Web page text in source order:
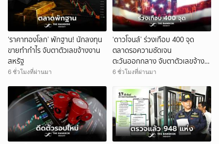
‘ราคาทองโลก’ พักฐาน! นักลงทุน
ขายทำกำไร จับตาตัวเลขจ้างงาน
สหรัฐ
6 ชั่วโมงที่ผ่านมา
‘ดาวโจนส์’ ร่วงเกือบ 400 จุด
ตลาดรอความชัดเจน
ตะวันออกกลาง จับตาตัวเลขจ้าง
งานสหรัฐ
6 ชั่วโมงที่ผ่านมา